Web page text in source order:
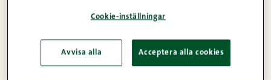
under sommarens grillkvällar. Fyll burgaren, linda
runt biffen, kycklingen, grönsakerna eller varför
inte en donut på grillen – eller toppa både varma
Cookie-inställningar
Avvisa alla Acceptera alla cookies